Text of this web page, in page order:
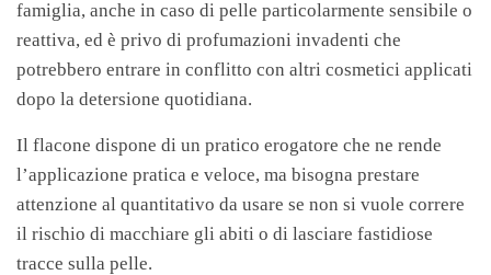
famiglia, anche in caso di pelle particolarmente sensibile o
reattiva, ed è privo di profumazioni invadenti che
potrebbero entrare in conflitto con altri cosmetici applicati
dopo la detersione quotidiana.
Il flacone dispone di un pratico erogatore che ne rende
l’applicazione pratica e veloce, ma bisogna prestare
attenzione al quantitativo da usare se non si vuole correre
il rischio di macchiare gli abiti o di lasciare fastidiose
tracce sulla pelle.